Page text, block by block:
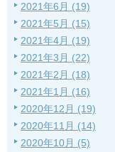
2021年6月 (19)
2021年5月 (15)
2021年4月 (19)
2021年3月 (22)
2021年2月 (18)
2021年1月 (16)
2020年12月 (19)
2020年11月 (14)
2020年10月 (5)